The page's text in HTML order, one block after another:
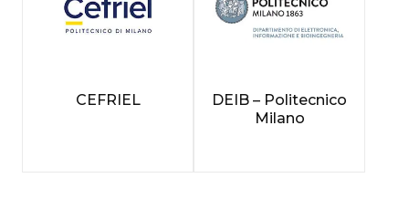
CEFRIEL
DEIB – Politecnico
Milano